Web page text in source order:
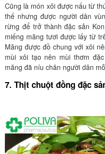
Cũng là món xôi được nấu từ
thế nhưng được người dân
rừng để trở thành đặc sản
miếng măng tươi được lấy từ
Măng được đồ chung với xôi
mùi xôi tạo nên mùi thơm
măng đã níu chân người dân
7. Thịt chuột đồng đặc